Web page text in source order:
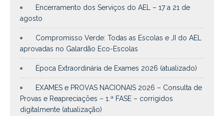
Encerramento dos Serviços do AEL – 17 a 21 de
agosto
Compromisso Verde: Todas as Escolas e JI do AEL
aprovadas no Galardão Eco-Escolas
Época Extraordinária de Exames 2026 (atualizado)
EXAMES e PROVAS NACIONAIS 2026 – Consulta de
Provas e Reapreciações – 1.ª FASE – corrigidos
digitalmente (atualização)